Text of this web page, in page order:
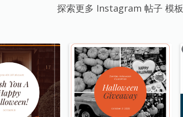
探索更多 Instagram 帖子 模板